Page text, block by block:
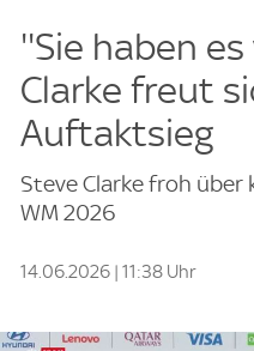
''Sie haben
Clarke freut
Auftaktsieg
Steve Clarke froh über
WM 2026
14.06.2026 | 11:38 Uhr